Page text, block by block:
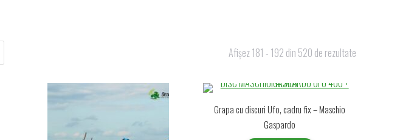
Afișez 181 - 192 din 520 de rezultate
Grapa cu discuri Ufo, cadru fix – Maschio
Gaspardo